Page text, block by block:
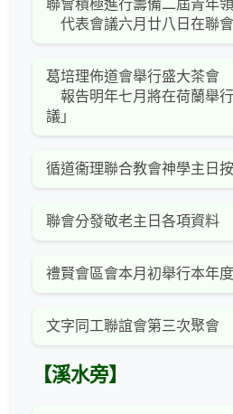
聯會積極進行籌備二屆青年
代表會議六月廿八日在聯
葛培理佈道會舉行盛大茶會
報告明年七月將在荷蘭舉
議」
循道衞理聯合教會神學主日
聯會分發敬老主日各項資料
禮賢會區會本月初舉行本年
文字同工聯誼會第三次聚會
【溪水旁】